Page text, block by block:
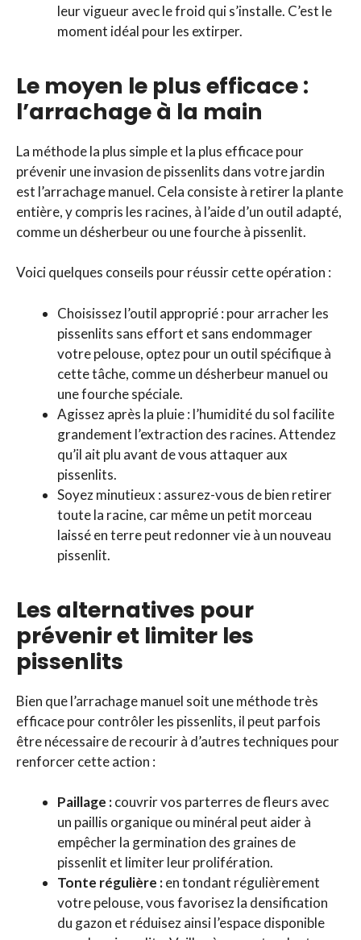
leur vigueur avec le froid qui s’installe. C’est le
moment idéal pour les extirper.
Le moyen le plus efficace :
l’arrachage à la main
La méthode la plus simple et la plus efficace pour
prévenir une invasion de pissenlits dans votre jardin
est l’arrachage manuel. Cela consiste à retirer la plante
entière, y compris les racines, à l’aide d’un outil adapté,
comme un désherbeur ou une fourche à pissenlit.
Voici quelques conseils pour réussir cette opération :
Choisissez l’outil approprié : pour arracher les
pissenlits sans effort et sans endommager
votre pelouse, optez pour un outil spécifique à
cette tâche, comme un désherbeur manuel ou
une fourche spéciale.
Agissez après la pluie : l’humidité du sol facilite
grandement l’extraction des racines. Attendez
qu’il ait plu avant de vous attaquer aux
pissenlits.
Soyez minutieux : assurez-vous de bien retirer
toute la racine, car même un petit morceau
laissé en terre peut redonner vie à un nouveau
pissenlit.
Les alternatives pour
prévenir et limiter les
pissenlits
Bien que l’arrachage manuel soit une méthode très
efficace pour contrôler les pissenlits, il peut parfois
être nécessaire de recourir à d’autres techniques pour
renforcer cette action :
Paillage :couvrir vos parterres de fleurs avec
un paillis organique ou minéral peut aider à
empêcher la germination des graines de
pissenlit et limiter leur prolifération.
Tonte régulière :en tondant régulièrement
votre pelouse, vous favorisez la densification
du gazon et réduisez ainsi l’espace disponible